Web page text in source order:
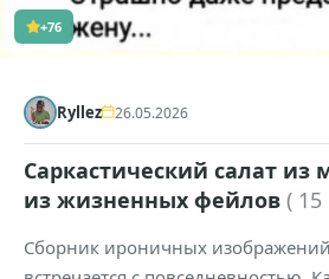
+76
Ryllez 26.05.2026
Саркастический салат из
из жизненных фейлов (
Сборник ироничных